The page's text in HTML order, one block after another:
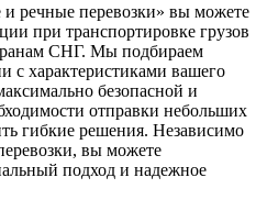
речные перевозки» вы можете
при транспортировке грузов
СНГ. Мы подбираем
с характеристиками вашего
безопасной и
отправки небольших
гибкие решения. Независимо
вы можете
подход и надежное